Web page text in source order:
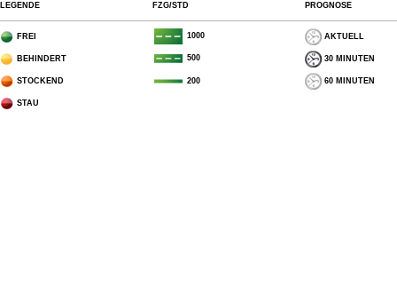
LEGENDE FZG/STD PROGNOSE
FREI 1000 AKTUELL
BEHINDERT 500 30 MINUTEN
STOCKEND 200 60 MINUTEN
STAU